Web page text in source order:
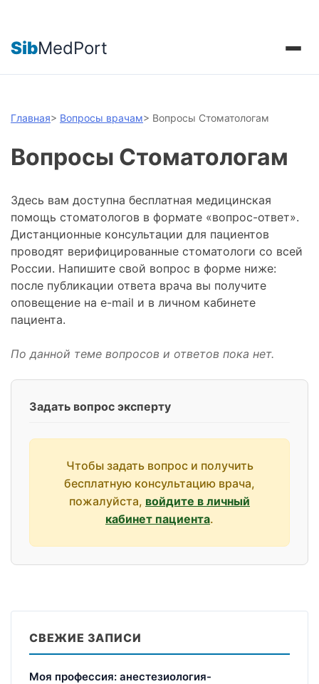
SibMedPort
Главная> Вопросы врачам> Вопросы Стоматологам
Вопросы Стоматологам
Здесь вам доступна бесплатная медицинская
помощь стоматологов в формате «вопрос-ответ».
Дистанционные консультации для пациентов
проводят верифицированные стоматологи со всей
России. Напишите свой вопрос в форме ниже:
после публикации ответа врача вы получите
оповещение на e-mail и в личном кабинете
пациента.
По данной теме вопросов и ответов пока нет.
Задать вопрос эксперту
Чтобы задать вопрос и получить
бесплатную консультацию врача,
пожалуйста, войдите в личный
кабинет пациента.
СВЕЖИЕ ЗАПИСИ
Моя профессия: анестезиология-